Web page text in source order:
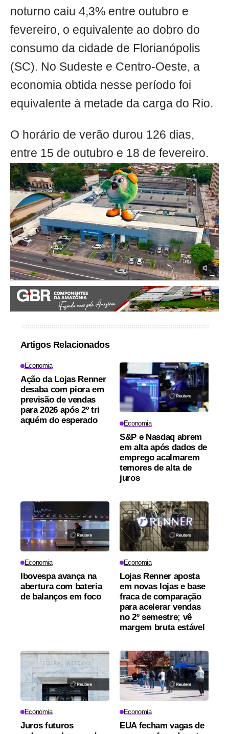
noturno caiu 4,3% entre outubro e
fevereiro, o equivalente ao dobro do
consumo da cidade de Florianópolis
(SC). No Sudeste e Centro-Oeste, a
economia obtida nesse período foi
equivalente à metade da carga do Rio.
O horário de verão durou 126 dias,
entre 15 de outubro e 18 de fevereiro.
Artigos Relacionados
Economia
Ação da Lojas Renner
desaba com piora em
previsão de vendas
para 2026 após 2º tri
aquém do esperado
Economia
S&P e Nasdaq abrem
em alta após dados de
emprego acalmarem
temores de alta de
juros
Economia
Ibovespa avança na
abertura com bateria
de balanços em foco
Economia
Lojas Renner aposta
em novas lojas e base
fraca de comparação
para acelerar vendas
no 2º semestre; vê
margem bruta estável
Economia
Juros futuros
Economia
EUA fecham vagas de